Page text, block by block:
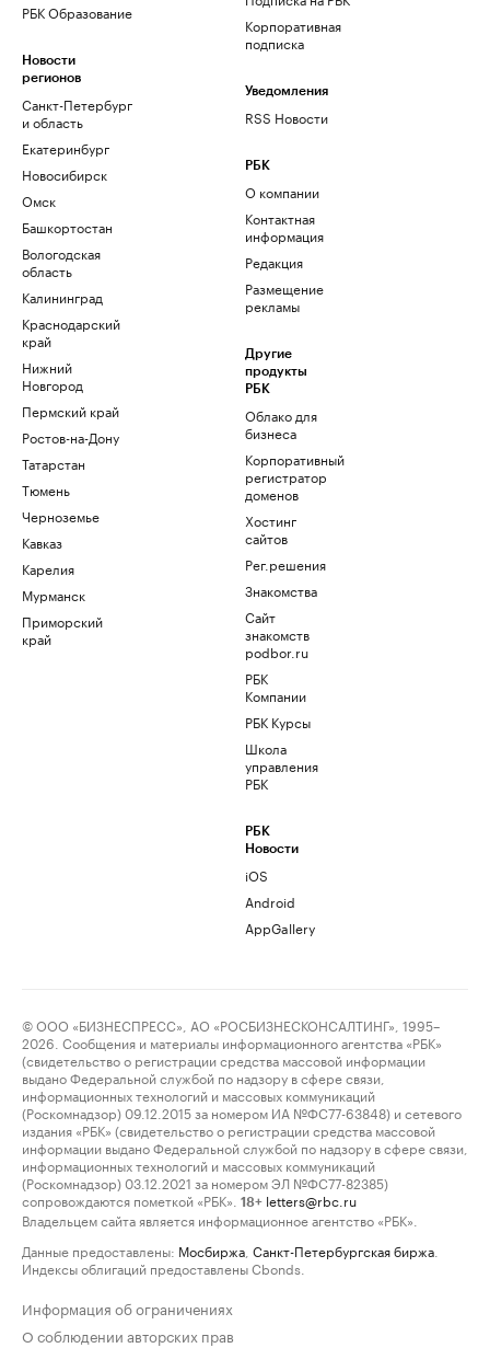
РБК Образование
Новости
регионов
Санкт-Петербург
и область
Екатеринбург
Новосибирск
Омск
Башкортостан
Вологодская
область
Калининград
Краснодарский
край
Нижний
Новгород
Пермский край
Ростов-на-Дону
Татарстан
Тюмень
Черноземье
Кавказ
Карелия
Мурманск
Приморский
край
Корпоративная
подписка
Уведомления
RSS Новости
РБК
О компании
Контактная
информация
Редакция
Размещение
рекламы
Другие
продукты
РБК
Облако для
бизнеса
Корпоративный
регистратор
доменов
Хостинг
сайтов
Рег.решения
Знакомства
Сайт
знакомств
podbor.ru
РБК
Компании
РБК Курсы
Школа
управления
РБК
РБК
Новости
iOS
Android
AppGallery
© ООО «БИЗНЕСПРЕСС», АО «РОСБИЗНЕСКОНСАЛТИНГ», 1995–
2026. Сообщения и материалы информационного агентства «РБК»
(свидетельство о регистрации средства массовой информации
выдано Федеральной службой по надзору в сфере связи,
информационных технологий и массовых коммуникаций
(Роскомнадзор) 09.12.2015 за номером ИА №ФС77-63848) и сетевого
издания «РБК» (свидетельство о регистрации средства массовой
информации выдано Федеральной службой по надзору в сфере связи,
информационных технологий и массовых коммуникаций
(Роскомнадзор) 03.12.2021 за номером ЭЛ №ФС77-82385)
сопровождаются пометкой «РБК».
18+ letters@rbc.ru
Владельцем сайта является информационное агентство «РБК».
Данные предоставлены: Мосбиржа Санкт-Петербургская биржа
Индексы облигаций предоставлены Cbonds.
Информация об ограничениях
О соблюдении авторских прав